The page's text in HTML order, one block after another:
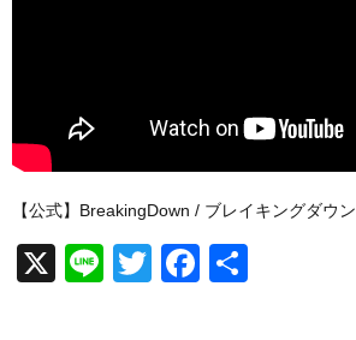
【公式】BreakingDown / ブレイキングダウン
X
Li
T
F